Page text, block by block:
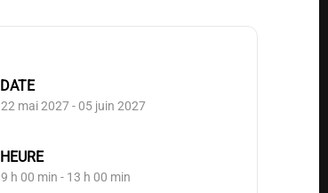
DATE
22 mai 2027- 05 juin 2027
HEURE
9 h 00 min - 13 h 00 min